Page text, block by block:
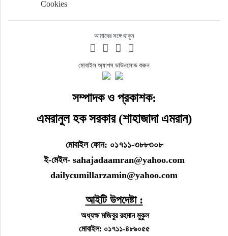
Cookies
আমাদের সঙ্গে থাকুন
মোবাইল অ্যাপস ডাউনলোড করুন
সম্পাদক ও প্রকাশক:
এমরানুল হক সরকার (শাহাজাদা এমরান)
মোবাইল ফোন: ০১৭১১-৩৮৮৩০৮
ই-মেইল- sahajadaamran@yahoo.com
dailycumillarzamin@yahoo.com
আইটি উপদেষ্টা :
অধ্যক্ষ মজিবুর রহমান মুকুল
মোবাইল: ০১৭১১-৪৮৯০৫৫